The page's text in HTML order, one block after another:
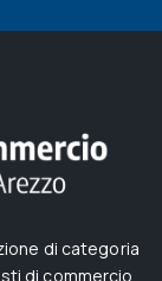
di categoria
di commercio,